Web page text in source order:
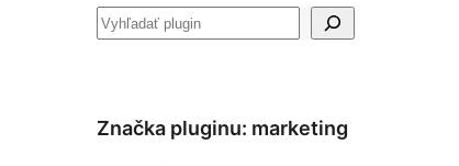
Hľadať
Značka pluginu: marketing